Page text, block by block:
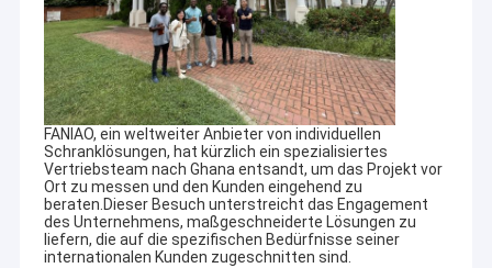
FANIAO, ein weltweiter Anbieter von individuellen
Schranklösungen, hat kürzlich ein spezialisiertes
Vertriebsteam nach Ghana entsandt, um das Projekt vor
Ort zu messen und den Kunden eingehend zu
beraten.Dieser Besuch unterstreicht das Engagement
des Unternehmens, maßgeschneiderte Lösungen zu
liefern, die auf die spezifischen Bedürfnisse seiner
internationalen Kunden zugeschnitten sind.